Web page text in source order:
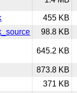
455 KB
98.8 KB
645.2 KB
873.8 KB
371 KB